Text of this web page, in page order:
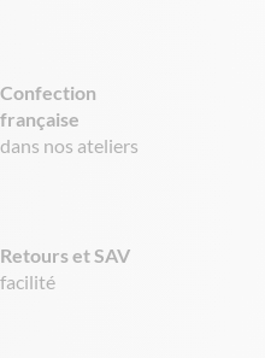
Confection
française
dans nos ateliers
Retours et SAV
facilité